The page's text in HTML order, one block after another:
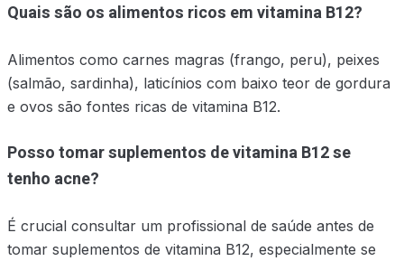
Quais são os alimentos ricos em vitamina B12?
Alimentos como carnes magras (frango, peru), peixes
(salmão, sardinha), laticínios com baixo teor de gordura
e ovos são fontes ricas de vitamina B12.
Posso tomar suplementos de vitamina B12 se
tenho acne?
É crucial consultar um profissional de saúde antes de
tomar suplementos de vitamina B12, especialmente se